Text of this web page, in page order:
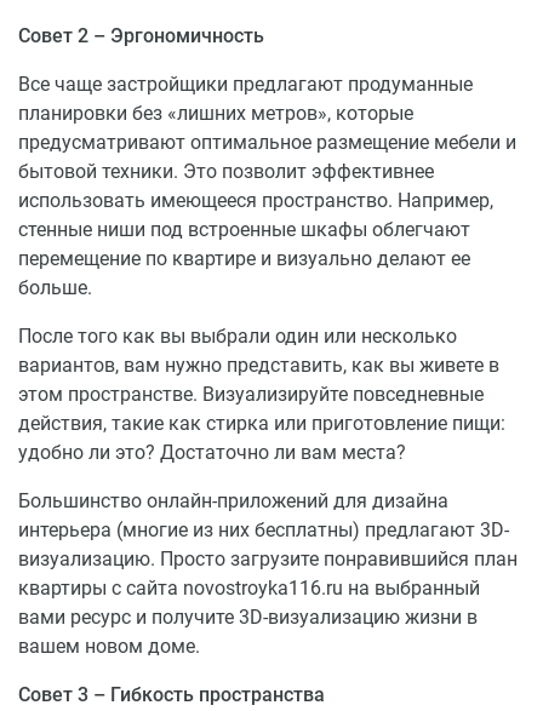
Совет 2 – Эргономичность
Все чаще застройщики предлагают продуманные
планировки без «лишних метров», которые
предусматривают оптимальное размещение мебели и
бытовой техники. Это позволит эффективнее
использовать имеющееся пространство. Например,
стенные ниши под встроенные шкафы облегчают
перемещение по квартире и визуально делают ее
больше.
После того как вы выбрали один или несколько
вариантов, вам нужно представить, как вы живете в
этом пространстве. Визуализируйте повседневные
действия, такие как стирка или приготовление пищи:
удобно ли это? Достаточно ли вам места?
Большинство онлайн-приложений для дизайна
интерьера (многие из них бесплатны) предлагают 3D-
визуализацию. Просто загрузите понравившийся план
квартиры с сайта novostroyka116.ru на выбранный
вами ресурс и получите 3D-визуализацию жизни в
вашем новом доме.
Совет 3 – Гибкость пространства